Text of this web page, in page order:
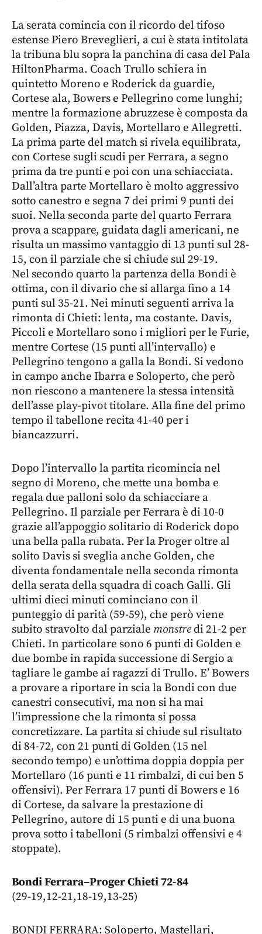
La serata comincia con il ricordo del tifoso
estense Piero Breveglieri, a cui è stata intitolata
la tribuna blu sopra la panchina di casa del Pala
HiltonPharma. Coach Trullo schiera in
quintetto Moreno e Roderick da guardie,
Cortese ala, Bowers e Pellegrino come lunghi;
mentre la formazione abruzzese è composta da
Golden, Piazza, Davis, Mortellaro e Allegretti.
La prima parte del match si rivela equilibrata,
con Cortese sugli scudi per Ferrara, a segno
prima da tre punti e poi con una schiacciata.
Dall’altra parte Mortellaro è molto aggressivo
sotto canestro e segna 7 dei primi 9 punti dei
suoi. Nella seconda parte del quarto Ferrara
prova a scappare, guidata dagli americani, ne
risulta un massimo vantaggio di 13 punti sul 28-
15, con il parziale che si chiude sul 29-19.
Nel secondo quarto la partenza della Bondi è
ottima, con il divario che si allarga fino a 14
punti sul 35-21. Nei minuti seguenti arriva la
rimonta di Chieti: lenta, ma costante. Davis,
Piccoli e Mortellaro sono i migliori per le Furie,
mentre Cortese (15 punti all’intervallo) e
Pellegrino tengono a galla la Bondi. Si vedono
in campo anche Ibarra e Soloperto, che però
non riescono a mantenere la stessa intensità
dell’asse play-pivot titolare. Alla fine del primo
tempo il tabellone recita 41-40 per i
biancazzurri.
Dopo l’intervallo la partita ricomincia nel
segno di Moreno, che mette una bomba e
regala due palloni solo da schiacciare a
Pellegrino. Il parziale per Ferrara è di 10-0
grazie all’appoggio solitario di Roderick dopo
una bella palla rubata. Per la Proger oltre al
solito Davis si sveglia anche Golden, che
diventa fondamentale nella seconda rimonta
della serata della squadra di coach Galli. Gli
ultimi dieci minuti cominciano con il
punteggio di parità (59-59), che però viene
subito stravolto dal parziale monstredi 21-2 per
Chieti. In particolare sono 6 punti di Golden e
due bombe in rapida successione di Sergio a
tagliare le gambe ai ragazzi di Trullo. E’ Bowers
a provare a riportare in scia la Bondi con due
canestri consecutivi, ma non si ha mai
l’impressione che la rimonta si possa
concretizzare. La partita si chiude sul risultato
di 84-72, con 21 punti di Golden (15 nel
secondo tempo) e un’ottima doppia doppia per
Mortellaro (16 punti e 11 rimbalzi, di cui ben 5
offensivi). Per Ferrara 17 punti di Bowers e 16
di Cortese, da salvare la prestazione di
Pellegrino, autore di 15 punti e di una buona
prova sotto i tabelloni (5 rimbalzi offensivi e 4
stoppate).
Bondi Ferrara–Proger Chieti 72-84
(29-19,12-21,18-19,13-25)
BONDI FERRARA: Soloperto, Mastellari,